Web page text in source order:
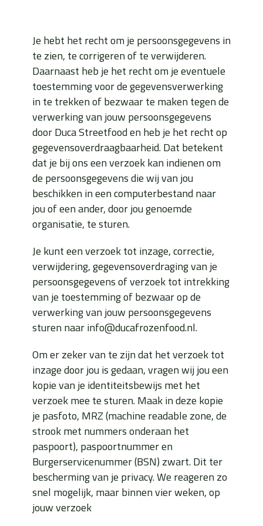
Je hebt het recht om je persoonsgegevens in
te zien, te corrigeren of te verwijderen.
Daarnaast heb je het recht om je eventuele
toestemming voor de gegevensverwerking
in te trekken of bezwaar te maken tegen de
verwerking van jouw persoonsgegevens
door Duca Streetfood en heb je het recht op
gegevensoverdraagbaarheid. Dat betekent
dat je bij ons een verzoek kan indienen om
de persoonsgegevens die wij van jou
beschikken in een computerbestand naar
jou of een ander, door jou genoemde
organisatie, te sturen.
Je kunt een verzoek tot inzage, correctie,
verwijdering, gegevensoverdraging van je
persoonsgegevens of verzoek tot intrekking
van je toestemming of bezwaar op de
verwerking van jouw persoonsgegevens
sturen naar info@ducafrozenfood.nl.
Om er zeker van te zijn dat het verzoek tot
inzage door jou is gedaan, vragen wij jou een
kopie van je identiteitsbewijs met het
verzoek mee te sturen. Maak in deze kopie
je pasfoto, MRZ (machine readable zone, de
strook met nummers onderaan het
paspoort), paspoortnummer en
Burgerservicenummer (BSN) zwart. Dit ter
bescherming van je privacy. We reageren zo
snel mogelijk, maar binnen vier weken, op
jouw verzoek